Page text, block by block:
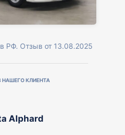
РФ. Отзыв от 13.08.2025
КЛИЕНТА
Alphard